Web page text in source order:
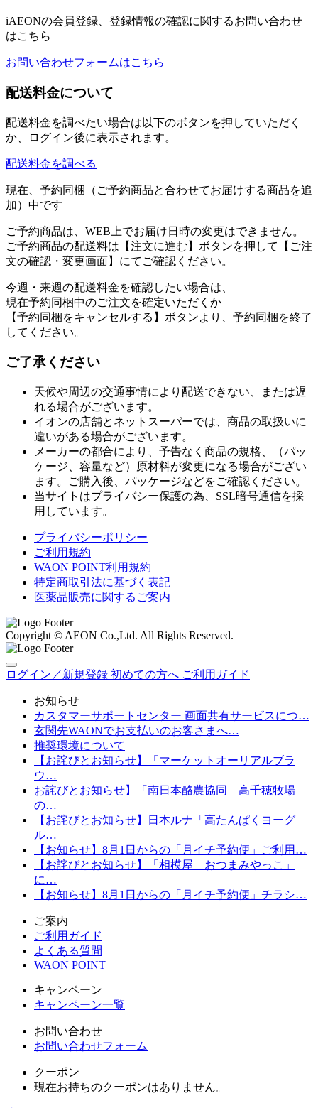
iAEONの会員登録、登録情報の確認に関するお問い合わせ
はこちら
お問い合わせフォームはこちら
配送料金について
配送料金を調べたい場合は以下のボタンを押していただく
か、ログイン後に表示されます。
配送料金を調べる
現在、予約同梱（ご予約商品と合わせてお届けする商品を追
加）中です
ご予約商品は、WEB上でお届け日時の変更はできません。
ご予約商品の配送料は【注文に進む】ボタンを押して【ご注
文の確認・変更画面】にてご確認ください。
今週・来週の配送料金を確認したい場合は、
現在予約同梱中のご注文を確定いただくか
【予約同梱をキャンセルする】ボタンより、予約同梱を終了
してください。
ご了承ください
天候や周辺の交通事情により配送できない、または遅
れる場合がございます。
イオンの店舗とネットスーパーでは、商品の取扱いに
違いがある場合がございます。
メーカーの都合により、予告なく商品の規格、（パッ
ケージ、容量など）原材料が変更になる場合がござい
ます。ご購入後、パッケージなどをご確認ください。
当サイトはプライバシー保護の為、SSL暗号通信を採
用しています。
プライバシーポリシー
ご利用規約
WAON POINT利用規約
特定商取引法に基づく表記
医薬品販売に関するご案内
Copyright © AEON Co.,Ltd. All Rights Reserved.
ログイン／新規登録 初めての方へ ご利用ガイド
お知らせ
カスタマーサポートセンター 画面共有サービスにつ…
玄関先WAONでお支払いのお客さまへ…
推奨環境について
【お詫びとお知らせ】「マーケットオーリアルブラ
ウ…
お詫びとお知らせ】「南日本酪農協同 高千穂牧場
の…
【お詫びとお知らせ】日本ルナ「高たんぱくヨーグ
ル…
【お知らせ】8月1日からの「月イチ予約便」ご利用…
【お詫びとお知らせ】「相模屋 おつまみやっこ」
に…
【お知らせ】8月1日からの「月イチ予約便」チラシ…
ご案内
ご利用ガイド
よくある質問
WAON POINT
キャンペーン
キャンペーン一覧
お問い合わせ
お問い合わせフォーム
クーポン
現在お持ちのクーポンはありません。